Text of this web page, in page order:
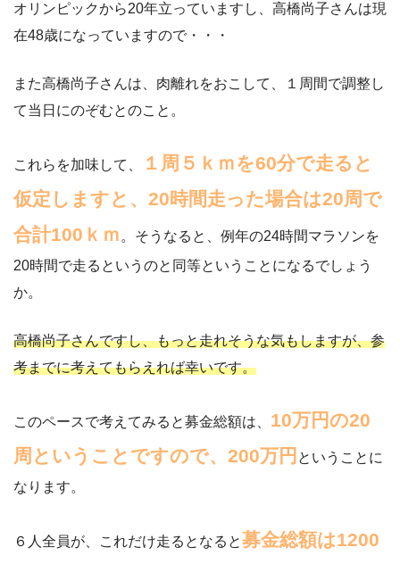
オリンピックから20年立っていますし、高橋尚子さんは現
在48歳になっていますので・・・
また高橋尚子さんは、肉離れをおこして、１周間で調整し
て当日にのぞむとのこと。
これらを加味して、
１周５ｋｍを60分で走ると
仮定しますと、20時間走った場合は20周で
合計100ｋｍ。そうなると、例年の24時間マラソンを
20時間で走るというのと同等ということになるでしょう
か。
高橋尚子さんですし、もっと走れそうな気もしますが、参
考までに考えてもらえれば幸いです。
このペースで考えてみると募金総額は、 10万円の20
周ということですので、200万円 ということに
なります。
６人全員が、これだけ走るとなると募金総額は1200